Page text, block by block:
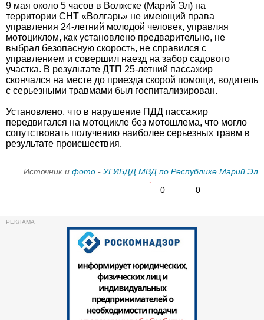
9 мая около 5 часов в Волжске (Марий Эл) на
территории СНТ «Волгарь» не имеющий права
управления 24-летний молодой человек, управляя
мотоциклом, как установлено предварительно, не
выбрал безопасную скорость, не справился с
управлением и совершил наезд на забор садового
участка. В результате ДТП 25-летний пассажир
скончался на месте до приезда скорой помощи, водитель
с серьезными травмами был госпитализирован.
Установлено, что в нарушение ПДД пассажир
передвигался на мотоцикле без мотошлема, что могло
сопутствовать получению наиболее серьезных травм в
результате происшествия.
Источник и фото - УГИБДД МВД по Республике Марий Эл
0
0